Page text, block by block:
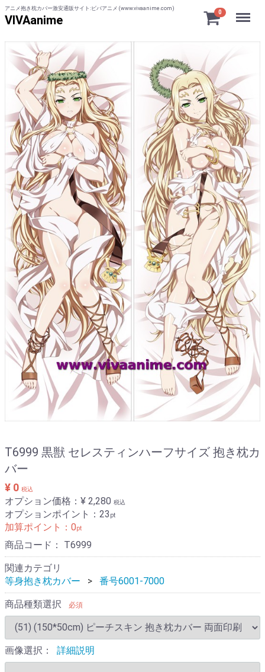
アニメ抱き枕カバー激安通販サイト:ビバアニメ (www.vivaanime.com)
VIVAanime
0 Menu
T6999 黒獣 セレスティンハーフサイズ 抱き枕カ
バー
¥ 0 税込
オプション価格：¥ 2,280 税込
オプションポイント： 23 pt
加算ポイント： 0pt
商品コード： T6999
関連カテゴリ
等身抱き枕カバー
番号6001-7000
商品種類選択 必須
画像選択： 詳細説明